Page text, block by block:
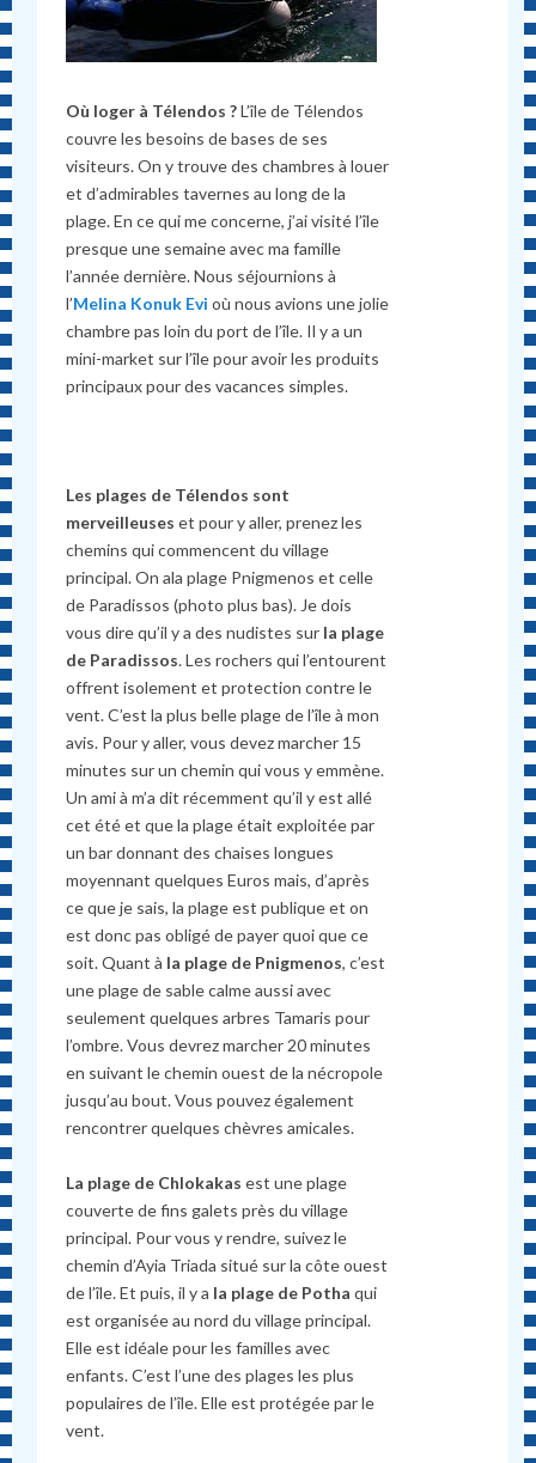
Où loger à Télendos ?L’île de Télendos
couvre les besoins de bases de ses
visiteurs. On y trouve des chambres à louer
et d’admirables tavernes au long de la
plage. En ce qui me concerne, j’ai visité l’île
presque une semaine avec ma famille
l’année dernière. Nous séjournions à
l’Melina Konuk Evi où nous avions une jolie
chambre pas loin du port de l’île. Il y a un
mini-market sur l’île pour avoir les produits
principaux pour des vacances simples.
Les plages de Télendos sont
merveilleuseset pour y aller, prenez les
chemins qui commencent du village
principal. On ala plage Pnigmenos et celle
de Paradissos (photo plus bas). Je dois
vous dire qu’il y a des nudistes sur la plage
de Paradissos. Les rochers qui l’entourent
offrent isolement et protection contre le
vent. C’est la plus belle plage de l’île à mon
avis. Pour y aller, vous devez marcher 15
minutes sur un chemin qui vous y emmène.
Un ami à m’a dit récemment qu’il y est allé
cet été et que la plage était exploitée par
un bar donnant des chaises longues
moyennant quelques Euros mais, d’après
ce que je sais, la plage est publique et on
est donc pas obligé de payer quoi que ce
soit. Quant à la plage de Pnigmenos, c’est
une plage de sable calme aussi avec
seulement quelques arbres Tamaris pour
l’ombre. Vous devrez marcher 20 minutes
en suivant le chemin ouest de la nécropole
jusqu’au bout. Vous pouvez également
rencontrer quelques chèvres amicales.
La plage de Chlokakas est une plage
couverte de fins galets près du village
principal. Pour vous y rendre, suivez le
chemin d’Ayia Triada situé sur la côte ouest
de l’île. Et puis, il y a la plage de Potha qui
est organisée au nord du village principal.
Elle est idéale pour les familles avec
enfants. C’est l’une des plages les plus
populaires de l’île. Elle est protégée par le
vent.